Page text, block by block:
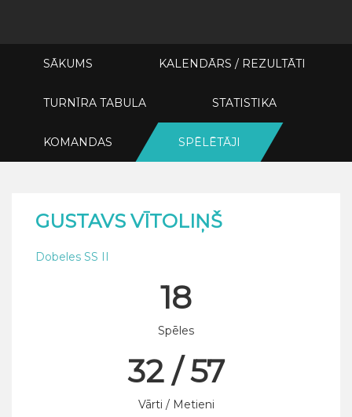
SĀKUMS KALENDĀRS / REZULTĀTI
TURNĪRA TABULA STATISTIKA
KOMANDAS SPĒLĒTĀJI
GUSTAVS VĪTOLIŅŠ
Dobeles SS II
18
Spēles
32 / 57
Vārti / Metieni